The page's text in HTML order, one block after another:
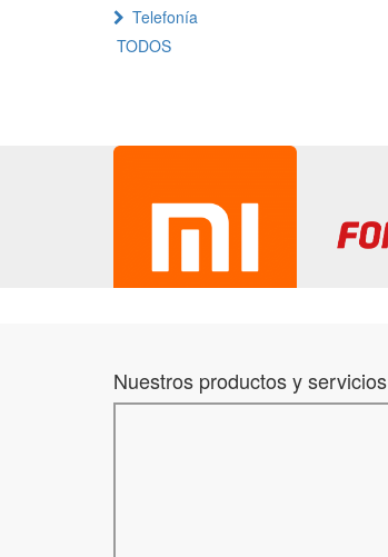
Telefonía
TODOS
Nuestros productos y servicios